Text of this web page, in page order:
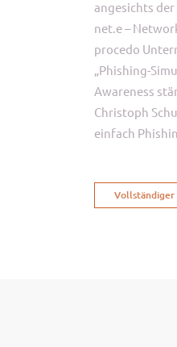
angesichts
net.e –
procedo
„Phishing-
Awareness
Christoph
einfach